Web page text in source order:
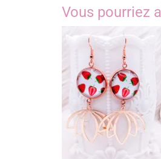
Vous pourriez